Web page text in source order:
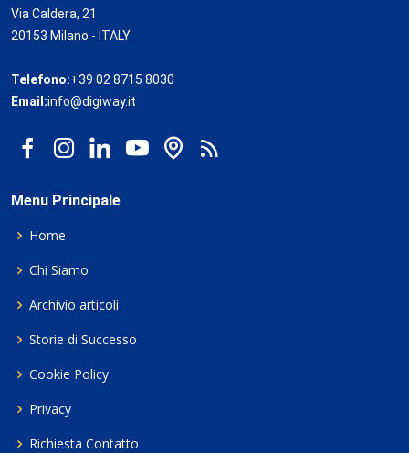
Via Caldera, 21
20153 Milano - ITALY
Telefono:+39 02 8715 8030
Email:info@digiway.it
Menu Principale
Home
Chi Siamo
Archivio articoli
Storie di Successo
Cookie Policy
Privacy
Richiesta Contatto